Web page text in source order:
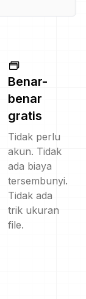
Benar-
benar
gratis
Tidak perlu
akun. Tidak
ada biaya
tersembunyi.
Tidak ada
trik ukuran
file.